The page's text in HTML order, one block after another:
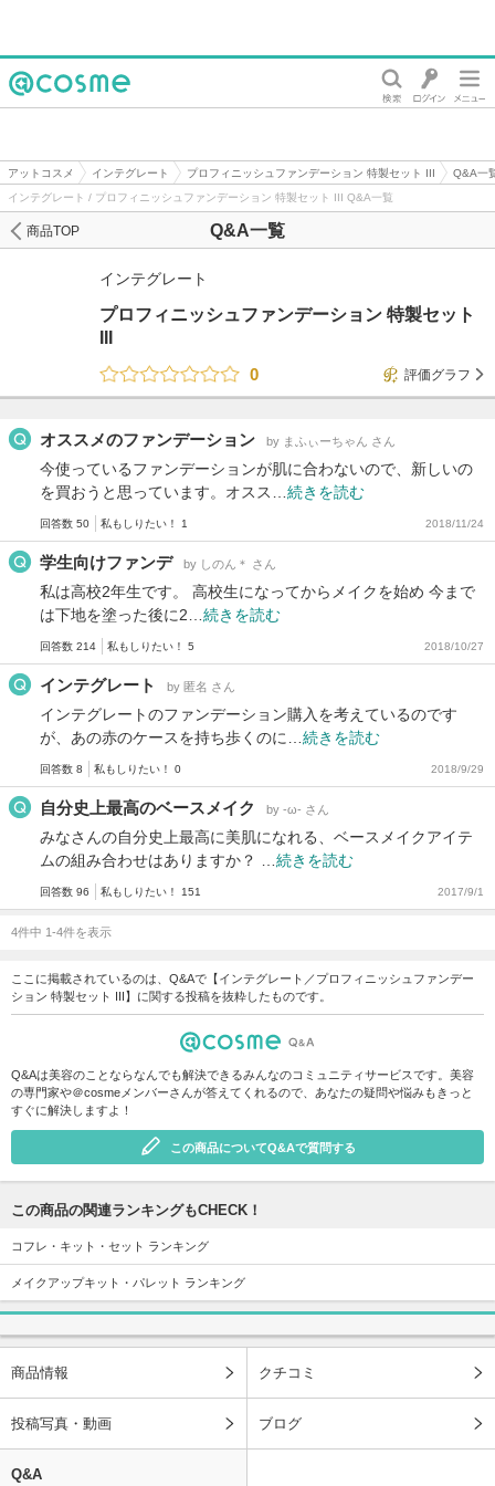
アットコスメ インテグレート プロフィニッシュファンデーション 特製セット III
Q&A一
インテグレート / プロフィニッシュファンデーション 特製セット III Q&A一覧
Q&A一覧
商品TOP
インテグレート
プロフィニッシュファンデーション 特製セット
0
評価グラフ
オススメのファンデーション by まふぃーちゃん さん
今使っているファンデーションが肌に合わないので、新しいの
を買おうと思っています。オスス… 続きを読む
回答数 50 私もしりたい！ 1 2018/11/24
学生向けファンデ by しのん＊ さん
私は高校2年生です。 高校生になってからメイクを始め 今まで
は下地を塗った後に2… 続きを読む
回答数 214 私もしりたい！ 5 2018/10/27
インテグレート by 匿名 さん
インテグレートのファンデーション購入を考えているのです
が、あの赤のケースを持ち歩くのに… 続きを読む
回答数 8 私もしりたい！ 0 2018/9/29
自分史上最高のベースメイク by -ω- さん
みなさんの自分史上最高に美肌になれる、ベースメイクアイテ
ムの組み合わせはありますか？ … 続きを読む
回答数 96 私もしりたい！ 151 2017/9/1
4件中 1-4件を表示
ここに掲載されているのは、Q&Aで【インテグレート／プロフィニッシュファンデー
ション 特製セット III】に関する投稿を抜粋したものです。
Q&Aは美容のことならなんでも解決できるみんなのコミュニティサービスです。美容
の専門家や＠cosmeメンバーさんが答えてくれるので、あなたの疑問や悩みもきっと
すぐに解決しますよ！
この商品についてQ&Aで質問する
この商品の関連ランキングもCHECK！
コフレ・キット・セット ランキング
メイクアップキット・パレット ランキング
商品情報 クチコミ
投稿写真・動画 ブログ
Q&A